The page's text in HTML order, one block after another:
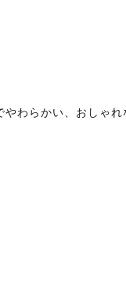
わらかい、おしゃれ